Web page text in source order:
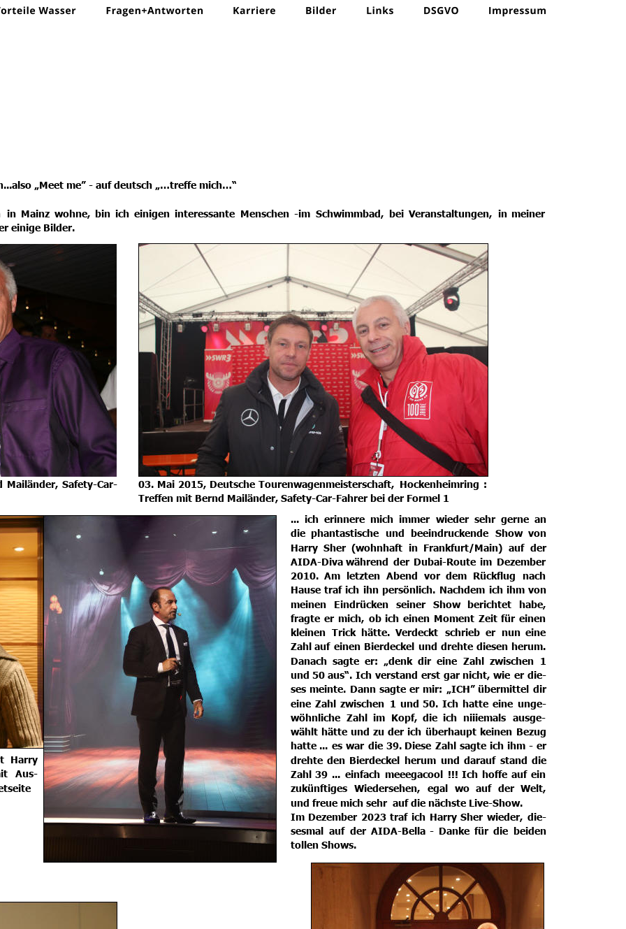
„Meet me” - auf deutsch „…treffe mich…“
in Mainz wohne, bin ich einigen interessante Menschen -im Schwimmbad, bei Veranstaltungen, in meiner
einige Bilder.
Mailänder, Safety-Car-
03. Mai 2015, Deutsche Tourenwagenmeisterschaft, Hockenheimring :
Treffen mit Bernd Mailänder, Safety-Car-Fahrer bei der Formel 1
... ich erinnere mich immer wieder sehr gerne an
die phantastische und beeindruckende Show von
Harry Sher (wohnhaft in Frankfurt/Main) auf der
AIDA-Diva während der Dubai-Route im Dezember
2010. Am letzten Abend vor dem Rückflug
nach
Hause traf ich ihn persönlich. Nachdem ich ihm von
meinen
Eindrücken seiner Show berichtet
habe,
fragte er mich, ob ich einen Moment Zeit für einen
kleinen Trick hätte. Verdeckt schrieb er nun eine
Zahl auf einen Bierdeckel und drehte diesen herum.
Danach sagte er: „denk dir eine Zahl zwischen 1
und 50 aus“. Ich verstand erst gar nicht, wie er die-
ses meinte. Dann sagte er mir: „ICH” übermittel dir
eine Zahl zwischen 1 und 50. Ich hatte eine unge-
wöhnliche Zahl im Kopf, die ich niiiemals ausge-
wählt hätte und zu der ich überhaupt keinen Bezug
hatte ... es war die 39. Diese Zahl sagte ich ihm - er
drehte den Bierdeckel herum und darauf stand die
Zahl 39 ... einfach meeegacool !!! Ich hoffe auf ein
zukünftiges Wiedersehen, egal wo auf der Welt,
und freue mich sehr  auf die nächste Live-Show.
Im Dezember 2023 traf ich Harry Sher wieder, die-
sesmal auf der AIDA-Bella - Danke für die beiden
tollen Shows.
Harry
Aus-